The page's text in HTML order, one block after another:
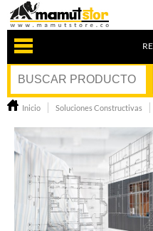
Inicio Soluciones Constructivas